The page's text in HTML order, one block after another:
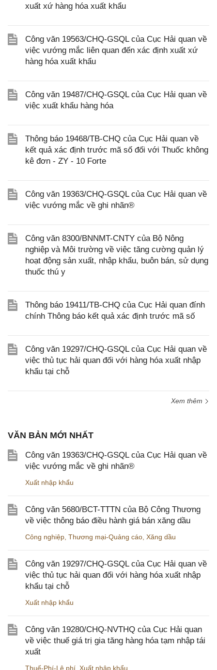
xuất xứ hàng hóa xuất khẩu
Công văn 19563/CHQ-GSQL của Cục Hải quan về
việc vướng mắc liên quan đến xác định xuất xứ
hàng hóa xuất khẩu
Công văn 19487/CHQ-GSQL của Cục Hải quan về
việc xuất khẩu hàng hóa
Thông báo 19468/TB-CHQ của Cục Hải quan về
kết quả xác định trước mã số đối với Thuốc không
kê đơn - ZY - 10 Forte
Công văn 19363/CHQ-GSQL của Cục Hải quan về
việc vướng mắc về ghi nhãn®
Công văn 8300/BNNMT-CNTY của Bộ Nông
nghiệp và Môi trường về việc tăng cường quản lý
hoạt động sản xuất, nhập khẩu, buôn bán, sử dụng
thuốc thú y
Thông báo 19411/TB-CHQ của Cục Hải quan đính
chính Thông báo kết quả xác định trước mã số
Công văn 19297/CHQ-GSQL của Cục Hải quan về
việc thủ tục hải quan đối với hàng hóa xuất nhập
khẩu tại chỗ
Xem thêm
VĂN BẢN MỚI NHẤT
Công văn 19363/CHQ-GSQL của Cục Hải quan về
việc vướng mắc về ghi nhãn®
Xuất nhập khẩu
Công văn 5680/BCT-TTTN của Bộ Công Thương
về việc thông báo điều hành giá bán xăng dầu
Công nghiệp Thương mại-Quảng cáo Xăng dầu
Công văn 19297/CHQ-GSQL của Cục Hải quan về
việc thủ tục hải quan đối với hàng hóa xuất nhập
khẩu tại chỗ
Xuất nhập khẩu
Công văn 19280/CHQ-NVTHQ của Cục Hải quan
về việc thuế giá trị gia tăng hàng hóa tạm nhập tái
xuất
Thuế-Phí-Lệ phí Xuất nhập khẩu